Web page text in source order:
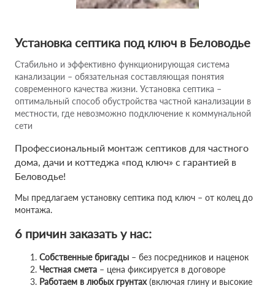
Установка септика под ключ в Беловодье
Стабильно и эффективно функционирующая система
канализации – обязательная составляющая понятия
современного качества жизни. Установка септика –
оптимальный способ обустройства частной канализации в
местности, где невозможно подключение к коммунальной
сети
Профессиональный монтаж септиков для частного
дома, дачи и коттеджа «под ключ» с гарантией в
Беловодье!
Мы предлагаем установку септика под ключ – от колец до
монтажа.
6 причин заказать у нас:
Собственные бригады – без посредников и наценок
Честная смета – цена фиксируется в договоре
Работаем в любых грунтах(включая глину и высокие